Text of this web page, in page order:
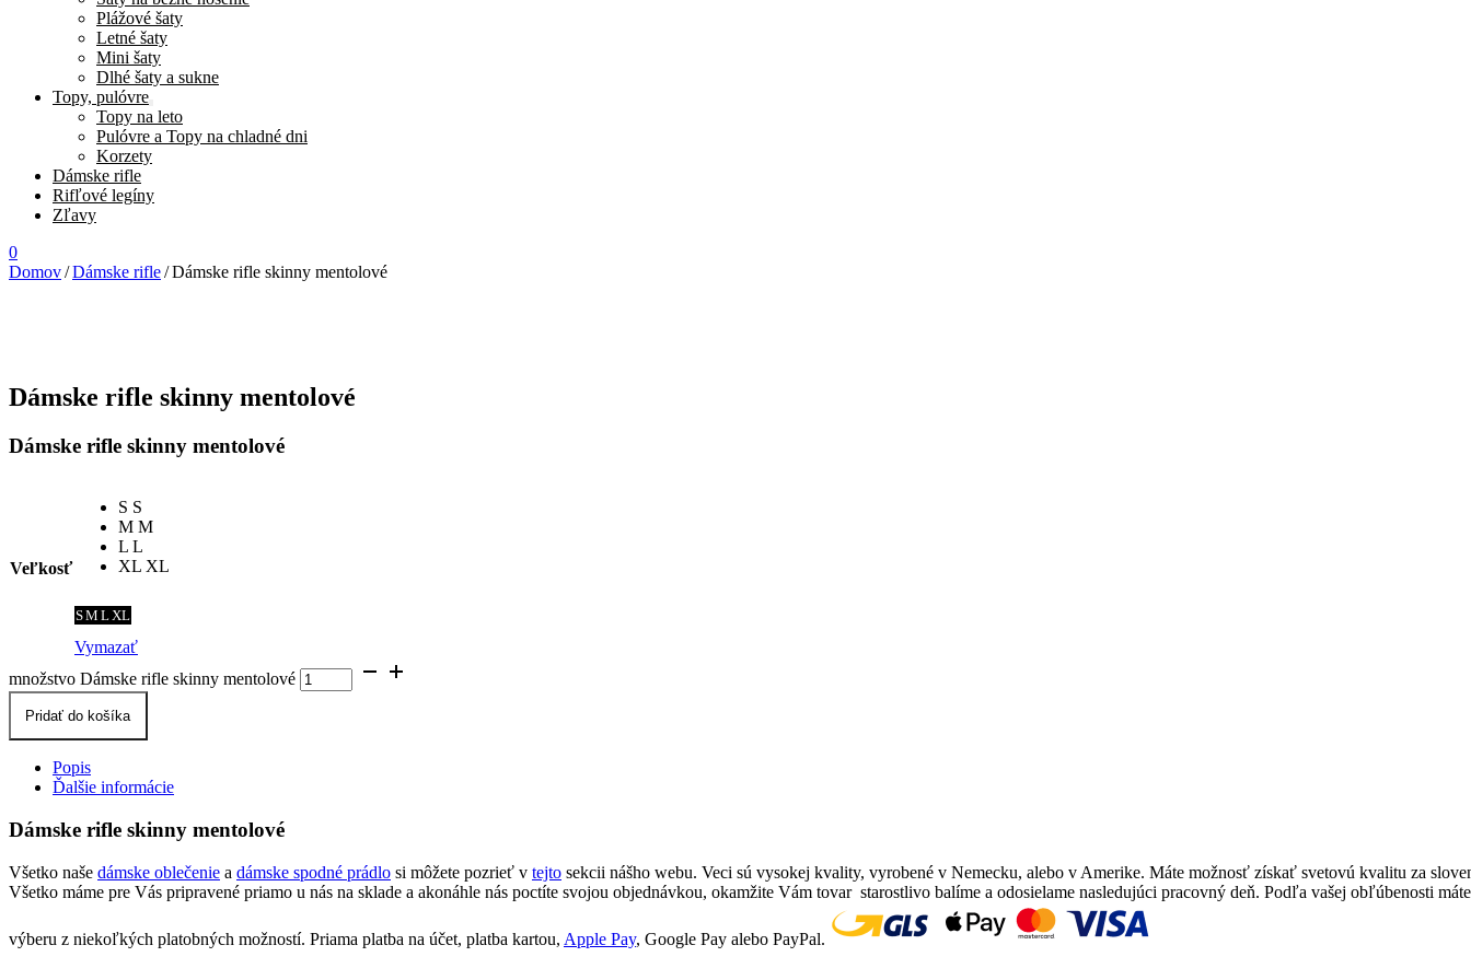
Plážové šaty
Letné šaty
Mini šaty
Dlhé šaty a sukne
Topy, pulóvre
Topy na leto
Pulóvre a Topy na chladné dni
Korzety
Dámske rifle
Rifľové legíny
Zľavy
0
Domov/Dámske rifle/Dámske rifle skinny mentolové
Dámske rifle skinny mentolové
Dámske rifle skinny mentolové
Veľkosť
S S
M M
L L
XL XL
SM LXL
Vymazať
množstvo Dámske rifle skinny mentolové
Pridať do košíka
Popis
Ďalšie informácie
Dámske rifle skinny mentolové
Všetko naše dámske oblečenie a dámske spodné prádlo si môžete pozrieť v tejto sekcii nášho webu. Veci sú vysokej kvality, vyrobené v Nemecku, alebo v Amerike. Máte možnosť získať svetovú kvalitu za
Všetko máme pre Vás pripravené priamo u nás na sklade a akonáhle nás poctíte svojou objednávkou, okamžite Vám tovar starostlivo balíme a odosielame nasledujúci pracovný deň. Podľa vašej obľúbenosti
výberu z niekoľkých platobných možností. Priama platba na účet, platba kartou, Apple Pay, Google Pay alebo PayPal.